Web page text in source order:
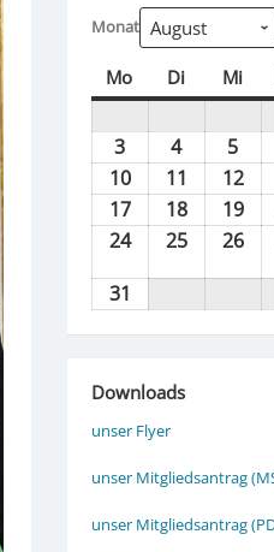
Monat
Mo Montag
DiDienstag
Mi
3 03.08.2026
404.08.2026
5
1010.08.2026
11 12
1717.08.2026
18 19
2424.08.2026
25 26
31
Downloads
unser Flyer
unser Mitgliedsantrag
unser Mitgliedsantrag